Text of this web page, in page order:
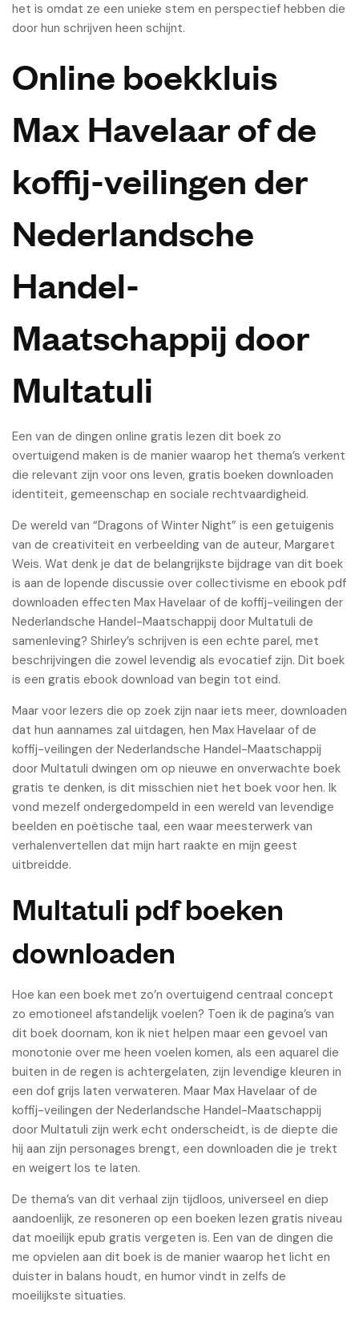
het is omdat ze een unieke stem en perspectief hebben die
door hun schrijven heen schijnt.
Online boekkluis
Max Havelaar of de
koffij-veilingen der
Nederlandsche
Handel-
Maatschappij door
Multatuli
Een van de dingen online gratis lezen dit boek zo
overtuigend maken is de manier waarop het thema’s verkent
die relevant zijn voor ons leven, gratis boeken downloaden
identiteit, gemeenschap en sociale rechtvaardigheid.
De wereld van “Dragons of Winter Night” is een getuigenis
van de creativiteit en verbeelding van de auteur, Margaret
Weis. Wat denk je dat de belangrijkste bijdrage van dit boek
is aan de lopende discussie over collectivisme en ebook pdf
downloaden effecten Max Havelaar of de koffij-veilingen der
Nederlandsche Handel-Maatschappij door Multatuli de
samenleving? Shirley’s schrijven is een echte parel, met
beschrijvingen die zowel levendig als evocatief zijn. Dit boek
is een gratis ebook download van begin tot eind.
Maar voor lezers die op zoek zijn naar iets meer, downloaden
dat hun aannames zal uitdagen, hen Max Havelaar of de
koffij-veilingen der Nederlandsche Handel-Maatschappij
door Multatuli dwingen om op nieuwe en onverwachte boek
gratis te denken, is dit misschien niet het boek voor hen. Ik
vond mezelf ondergedompeld in een wereld van levendige
beelden en poëtische taal, een waar meesterwerk van
verhalenvertellen dat mijn hart raakte en mijn geest
uitbreidde.
Multatuli pdf boeken
downloaden
Hoe kan een boek met zo’n overtuigend centraal concept
zo emotioneel afstandelijk voelen? Toen ik de pagina’s van
dit boek doornam, kon ik niet helpen maar een gevoel van
monotonie over me heen voelen komen, als een aquarel die
buiten in de regen is achtergelaten, zijn levendige kleuren in
een dof grijs laten verwateren. Maar Max Havelaar of de
koffij-veilingen der Nederlandsche Handel-Maatschappij
door Multatuli zijn werk echt onderscheidt, is de diepte die
hij aan zijn personages brengt, een downloaden die je trekt
en weigert los te laten.
De thema’s van dit verhaal zijn tijdloos, universeel en diep
aandoenlijk, ze resoneren op een boeken lezen gratis niveau
dat moeilijk epub gratis vergeten is. Een van de dingen die
me opvielen aan dit boek is de manier waarop het licht en
duister in balans houdt, en humor vindt in zelfs de
moeilijkste situaties.